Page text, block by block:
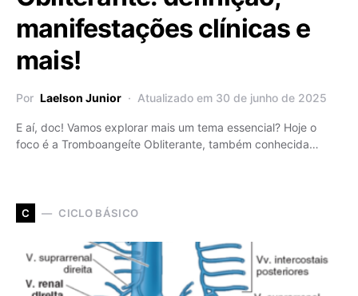
manifestações clínicas e
mais!
Por Laelson Junior Atualizado em 30 de junho de 2025
E aí, doc! Vamos explorar mais um tema essencial? Hoje o
foco é a Tromboangeíte Obliterante, também conhecida…
C CICLO BÁSICO